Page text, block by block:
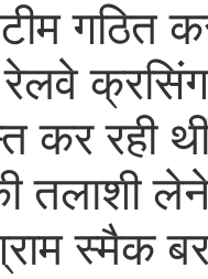
गठित
कर रही
तलाशी
स्मैक